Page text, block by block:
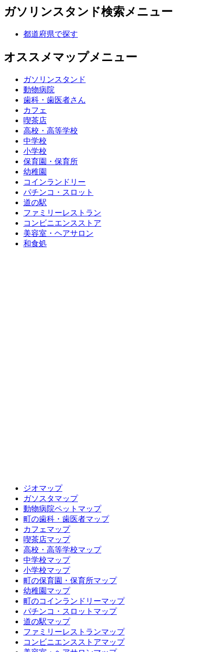
ガソリンスタンド検索メニュー
都道府県で探す
オススメマップメニュー
ガソリンスタンド
動物病院
歯科・歯医者さん
カフェ
喫茶店
高校・高等学校
中学校
小学校
保育園・保育所
幼稚園
コインランドリー
パチンコ・スロット
道の駅
ファミリーレストラン
コンビニエンスストア
美容室・ヘアサロン
和食処
ジオマップ
ガソスタマップ
動物病院ペットマップ
町の歯科・歯医者マップ
カフェマップ
喫茶店マップ
高校・高等学校マップ
中学校マップ
小学校マップ
町の保育園・保育所マップ
幼稚園マップ
町のコインランドリーマップ
パチンコ・スロットマップ
道の駅マップ
ファミリーレストランマップ
コンビニエンスストアマップ